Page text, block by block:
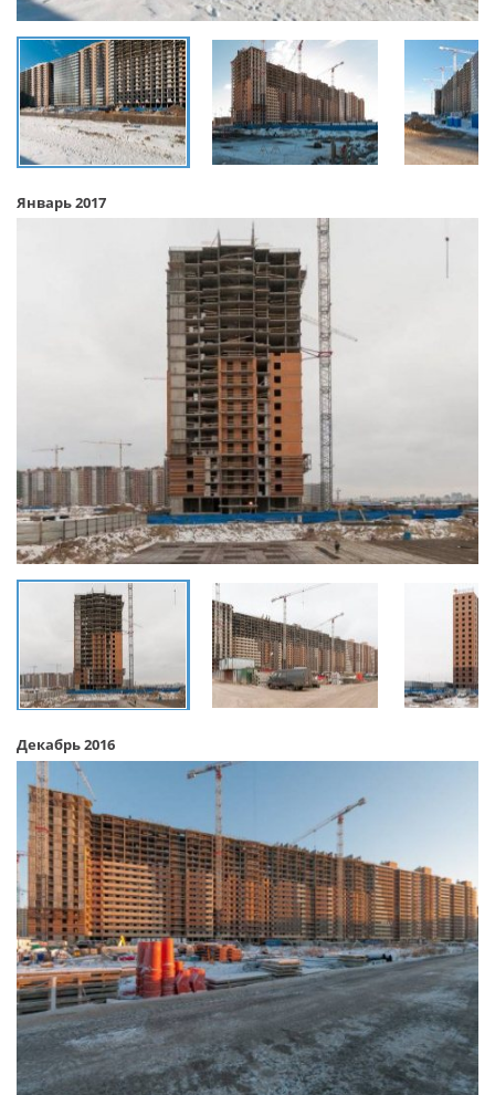
Январь 2017
Декабрь 2016